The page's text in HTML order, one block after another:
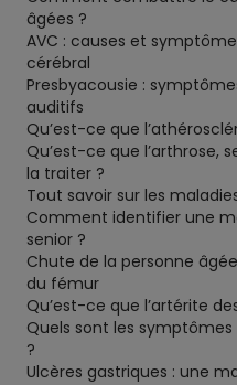
âgées ?
AVC : causes et
cérébral
Presbyacousie :
auditifs
Qu’est-ce que
Qu’est-ce que l’arthrose,
la traiter ?
Tout savoir sur les
Comment identifier une
senior ?
Chute de la personne
du fémur
Qu’est-ce que l’artérite
Quels sont les
?
Ulcères gastriques : une